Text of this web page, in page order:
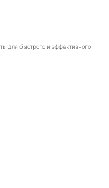
для быстрого и эффективного